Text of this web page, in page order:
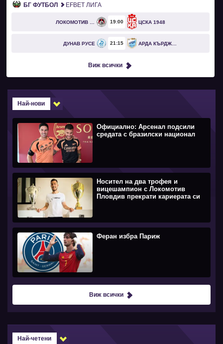
БГ ФУТБОЛ EFBET ЛИГА
19 00 ЦСКА 1948
ДУНАВ РУСЕ 21 15 АРДА КЪРДЖАЛИ
Виж всички
Най-нови
Официално: Арсенал подсили
средата с бразилски национал
Носител на два трофея и
вицешампион с Локомотив
Пловдив прекрати кариерата си
Феран избра Париж
Виж всички
Най-четени